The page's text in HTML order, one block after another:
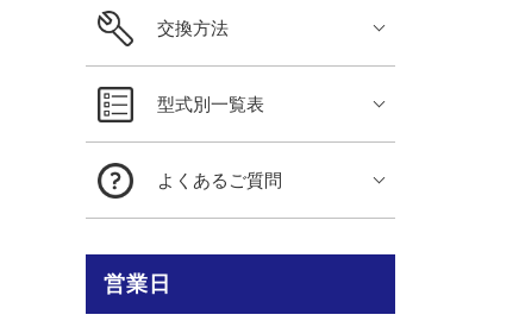
交換方法
型式別一覧表
よくあるご質問